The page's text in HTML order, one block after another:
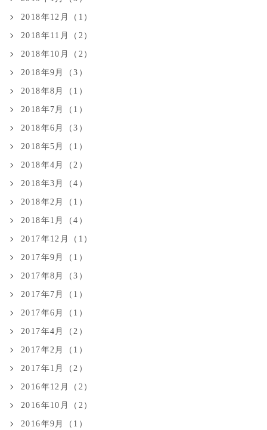
2018年12月（1）
2018年11月（2）
2018年10月（2）
2018年9月（3）
2018年8月（1）
2018年7月（1）
2018年6月（3）
2018年5月（1）
2018年4月（2）
2018年3月（4）
2018年2月（1）
2018年1月（4）
2017年12月（1）
2017年9月（1）
2017年8月（3）
2017年7月（1）
2017年6月（1）
2017年4月（2）
2017年2月（1）
2017年1月（2）
2016年12月（2）
2016年10月（2）
2016年9月（1）